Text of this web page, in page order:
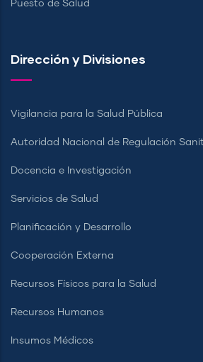
Puesto de Salud
Dirección y Divisiones
Vigilancia para la Salud Pública
Autoridad Nacional de Regulación
Docencia e Investigación
Servicios de Salud
Planificación y Desarrollo
Cooperación Externa
Recursos Físicos para la Salud
Recursos Humanos
Insumos Médicos